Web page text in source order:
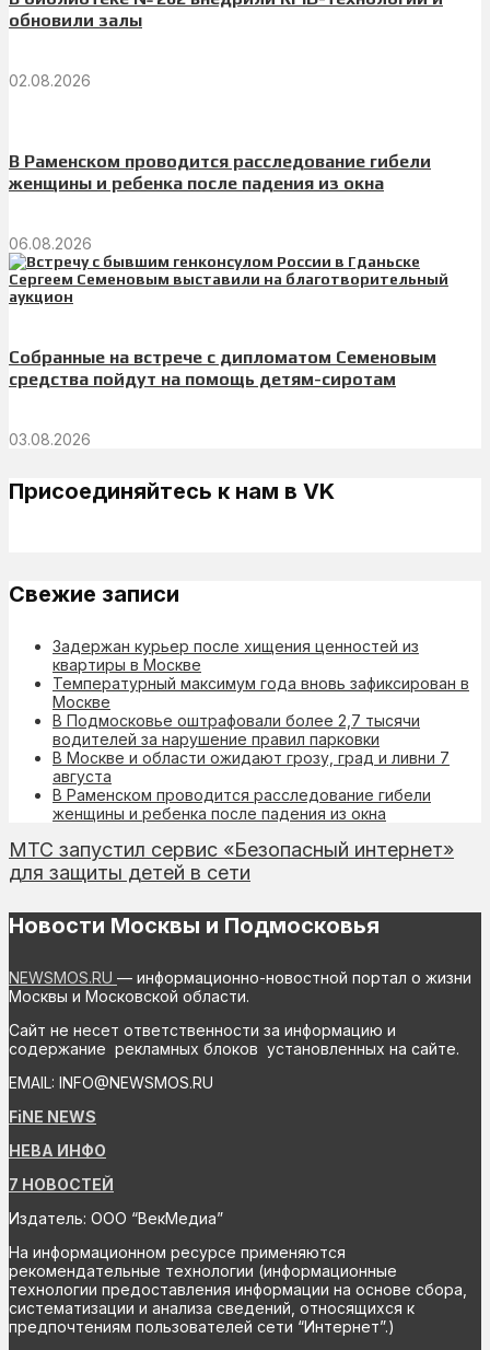
обновили залы
02.08.2026
В Раменском проводится расследование гибели
женщины и ребенка после падения из окна
06.08.2026
Собранные на встрече с дипломатом Семеновым
средства пойдут на помощь детям-сиротам
03.08.2026
Присоединяйтесь к нам в VK
Свежие записи
Задержан курьер после хищения ценностей из
квартиры в Москве
Температурный максимум года вновь зафиксирован в
Москве
В Подмосковье оштрафовали более 2,7 тысячи
водителей за нарушение правил парковки
В Москве и области ожидают грозу, град и ливни 7
августа
В Раменском проводится расследование гибели
женщины и ребенка после падения из окна
МТС запустил сервис «Безопасный интернет»
для защиты детей в сети
Новости Москвы и Подмосковья
NEWSMOS.RU — информационно-новостной портал о жизни
Москвы и Московской области.
Сайт не несет ответственности за информацию и
содержание рекламных блоков установленных на сайте.
EMAIL: INFO@NEWSMOS.RU
FiNE NEWS
НЕВА ИНФО
7 НОВОСТЕЙ
Издатель: ООО “ВекМедиа”
На информационном ресурсе применяются
рекомендательные технологии (информационные
технологии предоставления информации на основе сбора,
систематизации и анализа сведений, относящихся к
предпочтениям пользователей сети “Интернет”.)